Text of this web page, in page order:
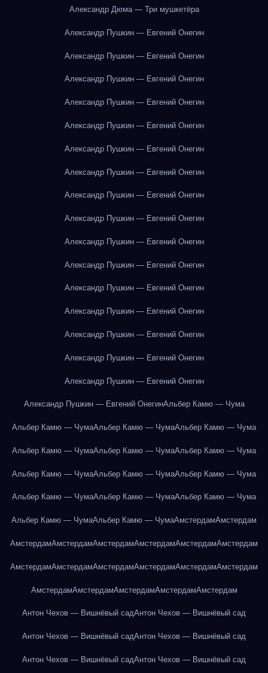
Александр Дюма — Три мушкетёра
Александр Пушкин — Евгений Онегин
Александр Пушкин — Евгений Онегин
Александр Пушкин — Евгений Онегин
Александр Пушкин — Евгений Онегин
Александр Пушкин — Евгений Онегин
Александр Пушкин — Евгений Онегин
Александр Пушкин — Евгений Онегин
Александр Пушкин — Евгений Онегин
Александр Пушкин — Евгений Онегин
Александр Пушкин — Евгений Онегин
Александр Пушкин — Евгений Онегин
Александр Пушкин — Евгений Онегин
Александр Пушкин — Евгений Онегин
Александр Пушкин — Евгений Онегин
Александр Пушкин — Евгений Онегин
Александр Пушкин — Евгений Онегин
Александр Пушкин — Евгений ОнегинАльбер Камю — Чума
Альбер Камю — ЧумаАльбер Камю — ЧумаАльбер Камю — Чума
Альбер Камю — ЧумаАльбер Камю — ЧумаАльбер Камю — Чума
Альбер Камю — ЧумаАльбер Камю — ЧумаАльбер Камю — Чума
Альбер Камю — ЧумаАльбер Камю — ЧумаАльбер Камю — Чума
Альбер Камю — ЧумаАльбер Камю — ЧумаАмстердамАмстердам
АмстердамАмстердамАмстердамАмстердамАмстердамАмстердам
АмстердамАмстердамАмстердамАмстердамАмстердамАмстердам
АмстердамАмстердамАмстердамАмстердамАмстердам
Антон Чехов — Вишнёвый садАнтон Чехов — Вишнёвый сад
Антон Чехов — Вишнёвый садАнтон Чехов — Вишнёвый сад
Антон Чехов — Вишнёвый садАнтон Чехов — Вишнёвый сад